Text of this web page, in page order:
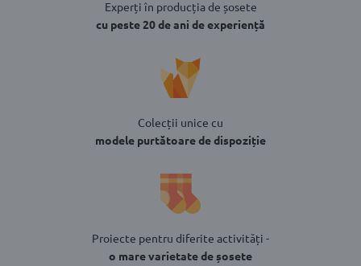
Experți în producția de șosete
cu peste 20 de ani de experiență
Colecții unice cu
modele purtătoare de dispoziție
Proiecte pentru diferite activități -
o mare varietate de șosete